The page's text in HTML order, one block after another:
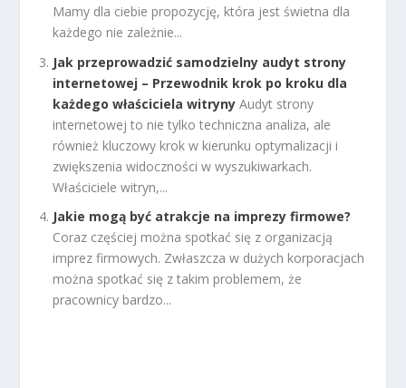
Mamy dla ciebie propozycję, która jest świetna dla
każdego nie zależnie...
Jak przeprowadzić samodzielny audyt strony
internetowej – Przewodnik krok po kroku dla
każdego właściciela witryny Audyt strony
internetowej to nie tylko techniczna analiza, ale
również kluczowy krok w kierunku optymalizacji i
zwiększenia widoczności w wyszukiwarkach.
Właściciele witryn,...
Jakie mogą być atrakcje na imprezy firmowe?
Coraz częściej można spotkać się z organizacją
imprez firmowych. Zwłaszcza w dużych korporacjach
można spotkać się z takim problemem, że
pracownicy bardzo...